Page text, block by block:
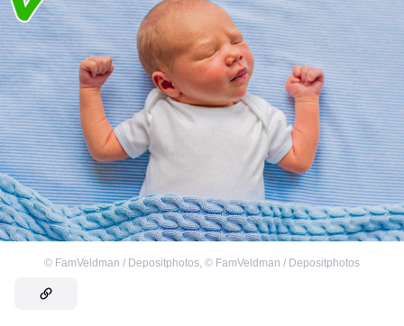
© FamVeldman / Depositphotos, © FamVeldman / Depositphotos